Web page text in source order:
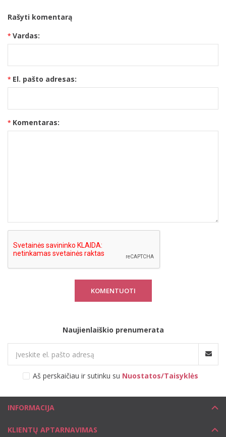
Rašyti komentarą
Vardas:
El. pašto adresas:
Komentaras:
KOMENTUOTI
Naujienlaiškio prenumerata
Aš perskaičiau ir sutinku su Nuostatos/Taisyklės
INFORMACIJA
KLIENTŲ APTARNAVIMAS